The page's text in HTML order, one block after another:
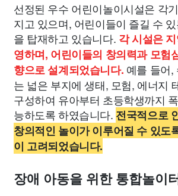
선정된 우수 어린이놀이시설은 각
지고 있으며, 어린이들이 즐길 수
을 탑재하고 있습니다. 각 시설은
영하며, 어린이들의 창의력과 모험
향으로 설계되었습니다. 예를 들어,
는 넓은 부지에 생태, 모험, 에너지
구성하여 유아부터 초등학생까지
능하도록 하였습니다. 전국적으로
창의적인 놀이가 이루어질 수 있도
이 고려되었습니다.
장애 아동을 위한 통합놀이터